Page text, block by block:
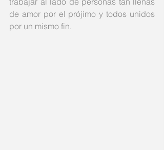
de amor por el prójimo y todos unidos
por un mismo fin.